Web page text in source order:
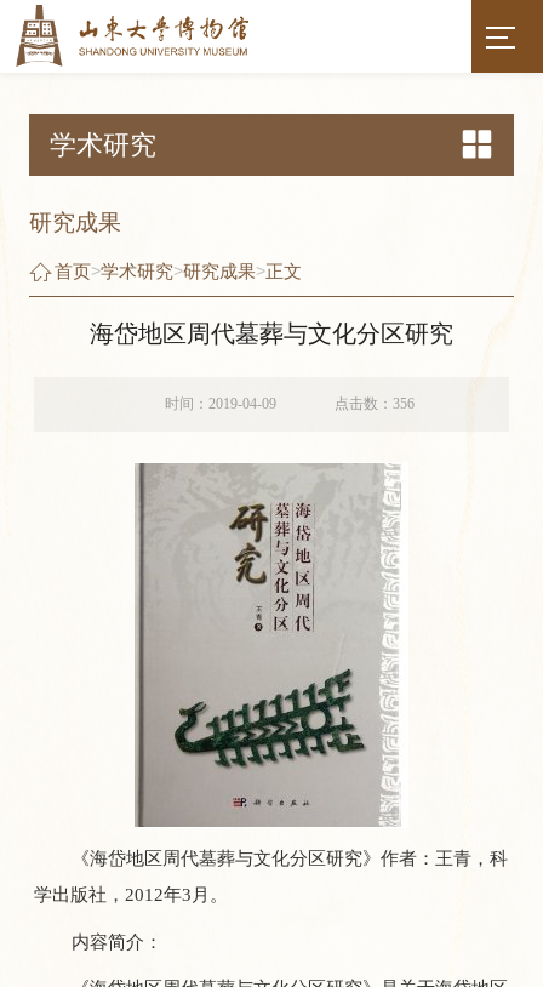
学术研究
研究成果
首页>学术研究>研究成果>正文
海岱地区周代墓葬与文化分区研究
时间：2019-04-09 点击数：356
《海岱地区周代墓葬与文化分区研究》作者：王青，科
学出版社，2012年3月。
内容简介：